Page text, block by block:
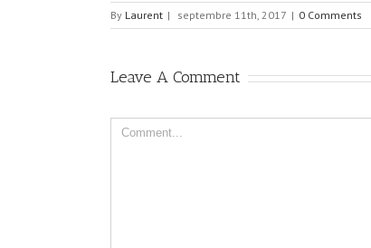
By Laurent | septembre 11th, 2017 | 0 Comments
Leave A Comment
Comment